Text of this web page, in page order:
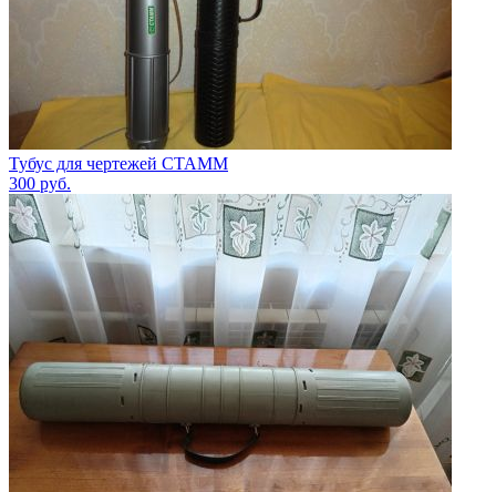
Тубус для чертежей СТАММ
300 руб.